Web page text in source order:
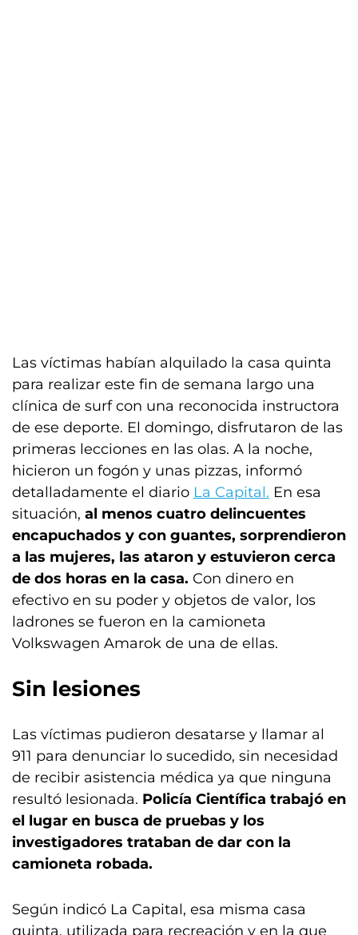
Las víctimas habían alquilado la casa quinta
para realizar este fin de semana largo una
clínica de surf con una reconocida instructora
de ese deporte. El domingo, disfrutaron de las
primeras lecciones en las olas. A la noche,
hicieron un fogón y unas pizzas, informó
detalladamente el diario La Capital. En esa
situación, al menos cuatro delincuentes
encapuchados y con guantes, sorprendieron
a las mujeres, las ataron y estuvieron cerca
de dos horas en la casa. Con dinero en
efectivo en su poder y objetos de valor, los
ladrones se fueron en la camioneta
Volkswagen Amarok de una de ellas.
Sin lesiones
Las víctimas pudieron desatarse y llamar al
911 para denunciar lo sucedido, sin necesidad
de recibir asistencia médica ya que ninguna
resultó lesionada. Policía Científica trabajó en
el lugar en busca de pruebas y los
investigadores trataban de dar con la
camioneta robada.
Según indicó La Capital, esa misma casa
quinta, utilizada para recreación y en la que